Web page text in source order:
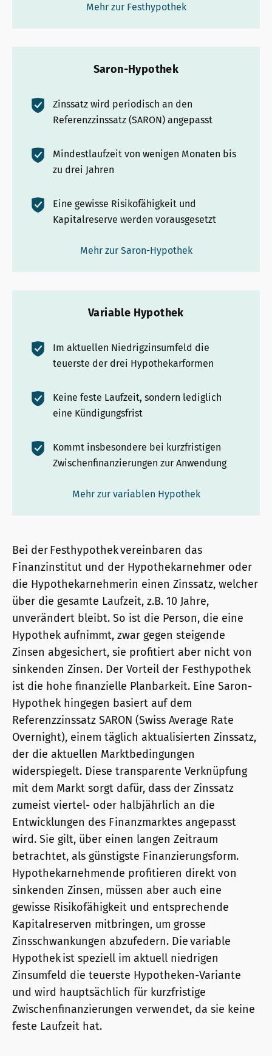
Mehr zur Festhypothek
Saron-Hypothek
Zinssatz wird periodisch an den
Referenzzinssatz (SARON) angepasst
Mindestlaufzeit von wenigen Monaten bis
zu drei Jahren
Eine gewisse Risikofähigkeit und
Kapitalreserve werden vorausgesetzt
Mehr zur Saron-Hypothek
Variable Hypothek
Im aktuellen Niedrigzinsumfeld die
teuerste der drei Hypothekarformen
Keine feste Laufzeit, sondern lediglich
eine Kündigungsfrist
Kommt insbesondere bei kurzfristigen
Zwischenfinanzierungen zur Anwendung
Mehr zur variablen Hypothek
Bei der Festhypothek vereinbaren das
Finanzinstitut und der Hypothekarnehmer oder
die Hypothekarnehmerin einen Zinssatz, welcher
über die gesamte Laufzeit, z.B. 10 Jahre,
unverändert bleibt. So ist die Person, die eine
Hypothek aufnimmt, zwar gegen steigende
Zinsen abgesichert, sie profitiert aber nicht von
sinkenden Zinsen. Der Vorteil der Festhypothek
ist die hohe finanzielle Planbarkeit. Eine Saron-
Hypothek hingegen basiert auf dem
Referenzzinssatz SARON (Swiss Average Rate
Overnight), einem täglich aktualisierten Zinssatz,
der die aktuellen Marktbedingungen
widerspiegelt. Diese transparente Verknüpfung
mit dem Markt sorgt dafür, dass der Zinssatz
zumeist viertel- oder halbjährlich an die
Entwicklungen des Finanzmarktes angepasst
wird. Sie gilt, über einen langen Zeitraum
betrachtet, als günstigste Finanzierungsform.
Hypothekarnehmende profitieren direkt von
sinkenden Zinsen, müssen aber auch eine
gewisse Risikofähigkeit und entsprechende
Kapitalreserven mitbringen, um grosse
Zinsschwankungen abzufedern. Die variable
Hypothek ist speziell im aktuell niedrigen
Zinsumfeld die teuerste Hypotheken-Variante
und wird hauptsächlich für kurzfristige
Zwischenfinanzierungen verwendet, da sie keine
feste Laufzeit hat.